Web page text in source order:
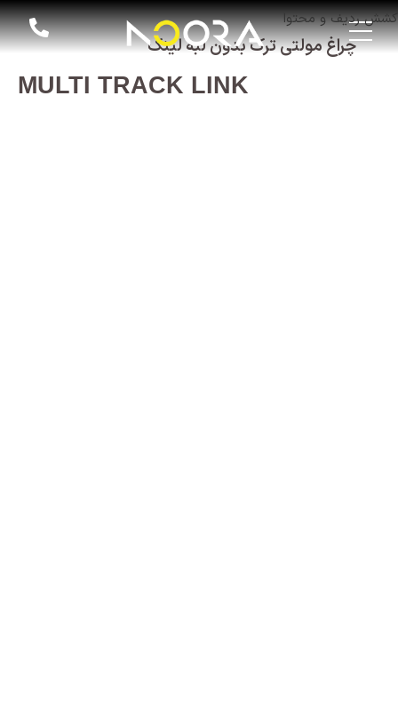
کشش ردیف و محتوا
چراغ مولتی ترک بدون لبه لینک
MULTI TRACK LINK